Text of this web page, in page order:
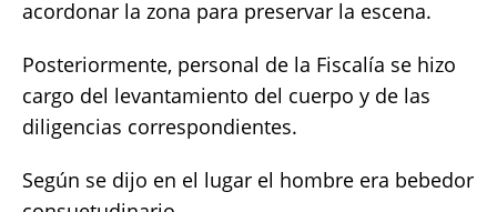
acordonar la zona para preservar la escena.
Posteriormente, personal de la Fiscalía se hizo
cargo del levantamiento del cuerpo y de las
diligencias correspondientes.
Según se dijo en el lugar el hombre era bebedor